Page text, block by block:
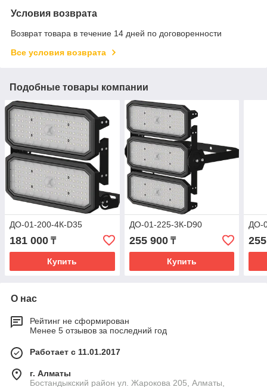
Условия возврата
Возврат товара в течение 14 дней по договоренности
Все условия возврата
Подобные товары компании
ДО-01-200-4К-D35
181 000 ₸
Купить
ДО-01-225-3К-D90
255 900₸
Купить
ДО-
О нас
Рейтинг не сформирован
Менее 5 отзывов за последний год
Работает с 11.01.2017
г. Алматы
Бостандыкский район ул. Жарокова 205, Алматы,